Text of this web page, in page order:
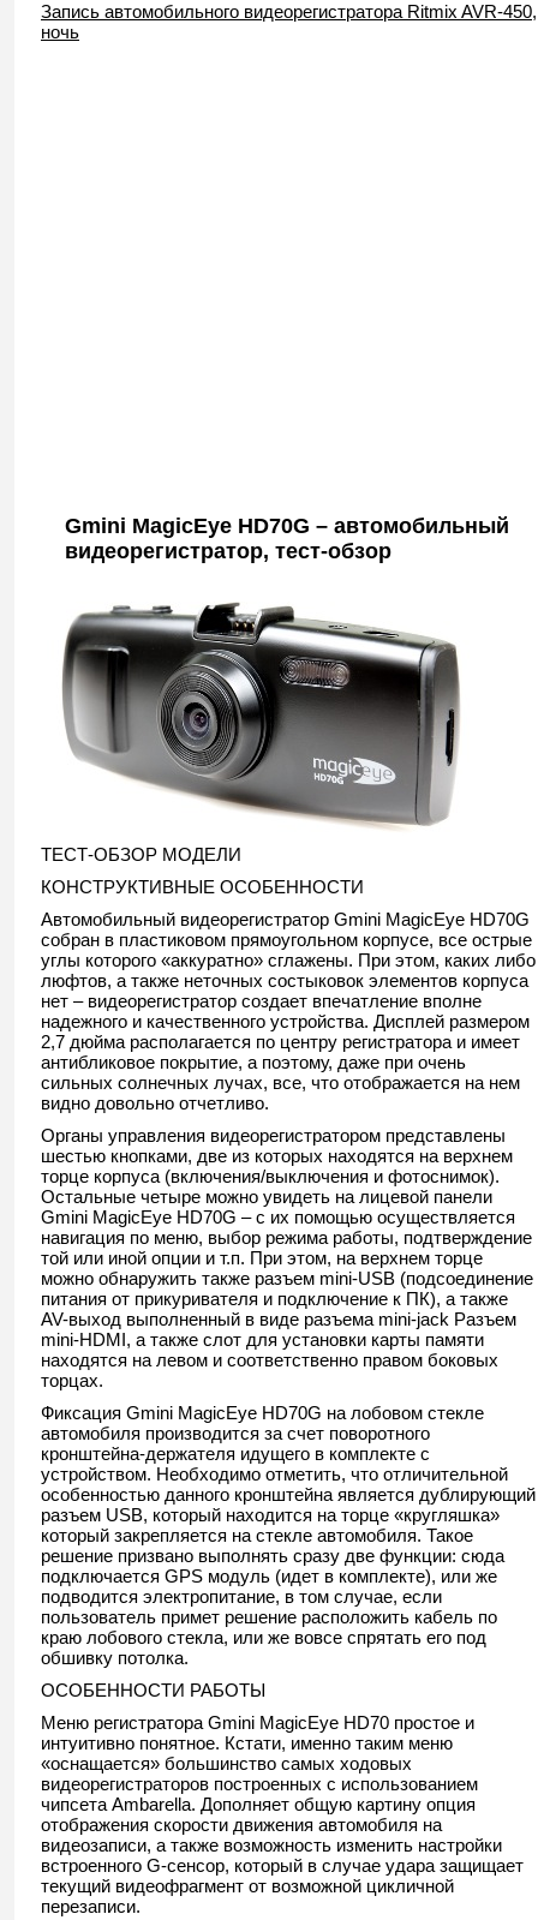
Запись автомобильного видеорегистратора Ritmix AVR-450,
ночь
Gmini MagicEye HD70G – автомобильный
видеорегистратор, тест-обзор
ТЕСТ-ОБЗОР МОДЕЛИ
КОНСТРУКТИВНЫЕ ОСОБЕННОСТИ
Автомобильный видеорегистратор Gmini MagicEye HD70G
собран в пластиковом прямоугольном корпусе, все острые
углы которого «аккуратно» сглажены. При этом, каких либо
люфтов, а также неточных состыковок элементов корпуса
нет – видеорегистратор создает впечатление вполне
надежного и качественного устройства. Дисплей размером
2,7 дюйма располагается по центру регистратора и имеет
антибликовое покрытие, а поэтому, даже при очень
сильных солнечных лучах, все, что отображается на нем
видно довольно отчетливо.
Органы управления видеорегистратором представлены
шестью кнопками, две из которых находятся на верхнем
торце корпуса (включения/выключения и фотоснимок).
Остальные четыре можно увидеть на лицевой панели
Gmini MagicEye HD70G – с их помощью осуществляется
навигация по меню, выбор режима работы, подтверждение
той или иной опции и т.п. При этом, на верхнем торце
можно обнаружить также разъем mini-USB (подсоединение
питания от прикуривателя и подключение к ПК), а также
AV-выход выполненный в виде разъема mini-jack Разъем
mini-HDMI, а также слот для установки карты памяти
находятся на левом и соответственно правом боковых
торцах.
Фиксация Gmini MagicEye HD70G на лобовом стекле
автомобиля производится за счет поворотного
кронштейна-держателя идущего в комплекте с
устройством. Необходимо отметить, что отличительной
особенностью данного кронштейна является дублирующий
разъем USB, который находится на торце «кругляшка»
который закрепляется на стекле автомобиля. Такое
решение призвано выполнять сразу две функции: сюда
подключается GPS модуль (идет в комплекте), или же
подводится электропитание, в том случае, если
пользователь примет решение расположить кабель по
краю лобового стекла, или же вовсе спрятать его под
обшивку потолка.
ОСОБЕННОСТИ РАБОТЫ
Меню регистратора Gmini MagicEye HD70 простое и
интуитивно понятное. Кстати, именно таким меню
«оснащается» большинство самых ходовых
видеорегистраторов построенных с использованием
чипсета Ambarella. Дополняет общую картину опция
отображения скорости движения автомобиля на
видеозаписи, а также возможность изменить настройки
встроенного G-сенсор, который в случае удара защищает
текущий видеофрагмент от возможной цикличной
перезаписи.